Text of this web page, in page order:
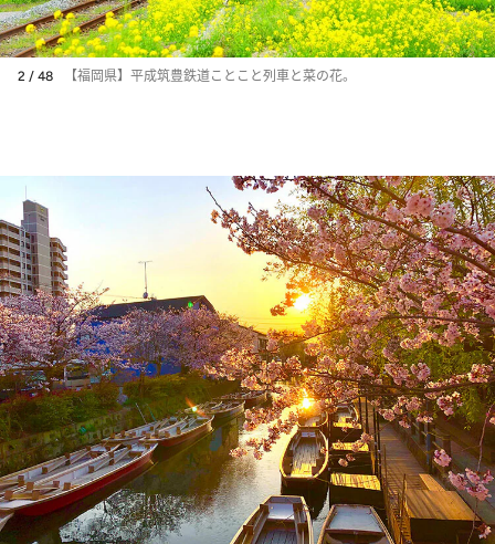
2 / 48 【福岡県】平成筑豊鉄道ことこと列車と菜の花。